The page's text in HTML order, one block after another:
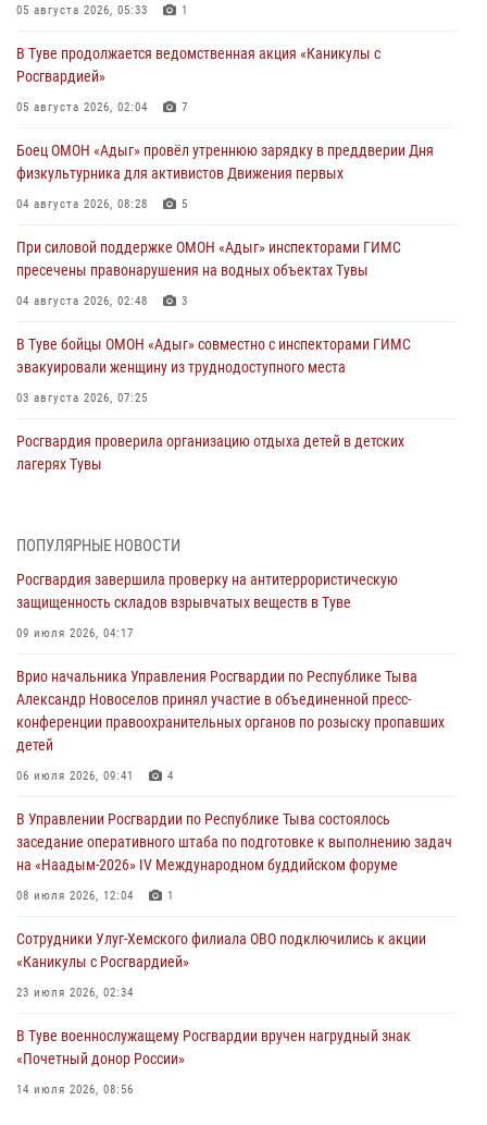
05 августа 2026, 05:33 1
В Туве продолжается ведомственная акция «Каникулы с
Росгвардией»
05 августа 2026, 02:04 7
Боец ОМОН «Адыг» провёл утреннюю зарядку в преддверии Дня
физкультурника для активистов Движения первых
04 августа 2026, 08:28 5
При силовой поддержке ОМОН «Адыг» инспекторами ГИМС
пресечены правонарушения на водных объектах Тувы
04 августа 2026, 02:48 3
В Туве бойцы ОМОН «Адыг» совместно с инспекторами ГИМС
эвакуировали женщину из труднодоступного места
03 августа 2026, 07:25
Росгвардия проверила организацию отдыха детей в детских
лагерях Тувы
Сотрудники вневедомственной охраны приняли участие в акции
29 июля 2026, 09:41
26 сигналов «Тревога» с автотранспортов отработали экипажи
29 июля 2026, 08:37
В Туве офицер Росгвардии подвела итоги юбилейного личного
забега
28 июля 2026, 07:48
Росгвардеец стал бронзовым призером Чемпионата Тувы по
национальной игре - стрельбе из традиционного лука
ПОПУЛЯРНЫЕ НОВОСТИ
Росгвардия завершила проверку на антитеррористическую
защищенность складов взрывчатых веществ в Туве
09 июля 2026, 04:17
Врио начальника Управления Росгвардии по Республике Тыва
Александр Новоселов принял участие в объединенной пресс-
конференции правоохранительных органов по розыску пропавших
детей
06 июля 2026, 09:41 4
В Управлении Росгвардии по Республике Тыва состоялось
заседание оперативного штаба по подготовке к выполнению задач
на «Наадым-2026» IV Международном буддийском форуме
08 июля 2026, 12:04 1
Сотрудники Улуг-Хемского филиала ОВО подключились к акции
«Каникулы с Росгвардией»
23 июля 2026, 02:34
В Туве военнослужащему Росгвардии вручен нагрудный знак
«Почетный донор России»
14 июля 2026, 08:56